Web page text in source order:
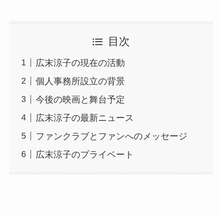
目次
広末涼子の現在の活動
個人事務所設立の背景
今後の映画と舞台予定
広末涼子の最新ニュース
ファンクラブとファンへのメッセージ
広末涼子のプライベート